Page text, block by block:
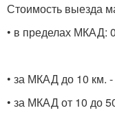
Стоимость выезда
• в пределах МКАД:
• за МКАД до 10 км.
• за МКАД от 10 до